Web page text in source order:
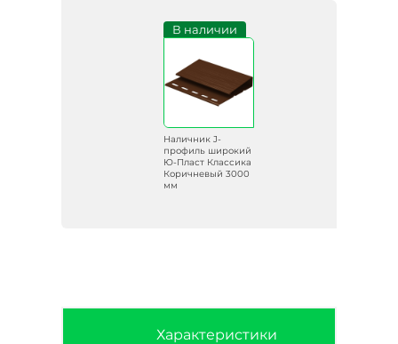
В наличии
Наличник J-
профиль широкий
Ю-Пласт Классика
Коричневый 3000
мм
Характеристики